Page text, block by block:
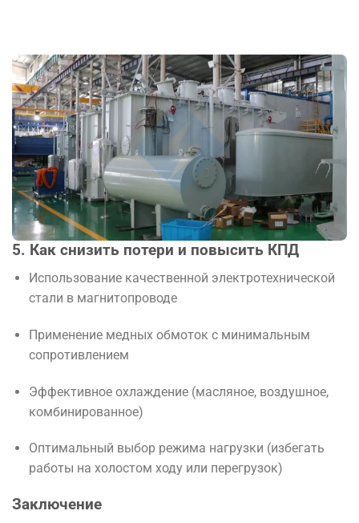
5. Как снизить потери и повысить КПД
Использование качественной электротехнической
стали в магнитопроводе
Применение медных обмоток с минимальным
сопротивлением
Эффективное охлаждение (масляное, воздушное,
комбинированное)
Оптимальный выбор режима нагрузки (избегать
работы на холостом ходу или перегрузок)
Заключение